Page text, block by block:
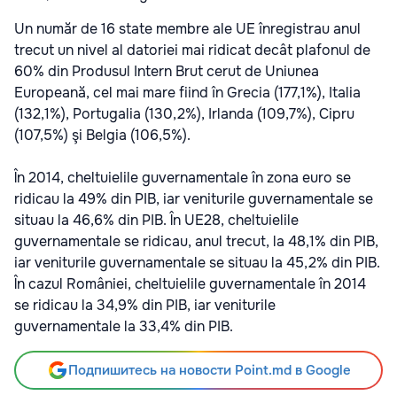
Un număr de 16 state membre ale UE înregistrau anul
trecut un nivel al datoriei mai ridicat decât plafonul de
60% din Produsul Intern Brut cerut de Uniunea
Europeană, cel mai mare fiind în Grecia (177,1%), Italia
(132,1%), Portugalia (130,2%), Irlanda (109,7%), Cipru
(107,5%) şi Belgia (106,5%).
În 2014, cheltuielile guvernamentale în zona euro se
ridicau la 49% din PIB, iar veniturile guvernamentale se
situau la 46,6% din PIB. În UE28, cheltuielile
guvernamentale se ridicau, anul trecut, la 48,1% din PIB,
iar veniturile guvernamentale se situau la 45,2% din PIB.
În cazul României, cheltuielile guvernamentale în 2014
se ridicau la 34,9% din PIB, iar veniturile
guvernamentale la 33,4% din PIB.
Подпишитесь на новости Point.md в Google